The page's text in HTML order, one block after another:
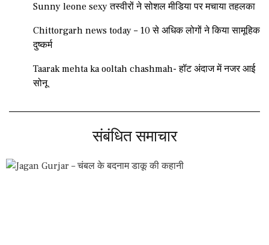
Sunny leone sexy तस्वीरों ने सोशल मीडिया पर मचाया तहलका
Chittorgarh news today – 10 से अधिक लोगों ने किया सामूहिक
दुष्कर्म
Taarak mehta ka ooltah chashmah- हॉट अंदाज में नजर आई
सोनू
संबंधित समाचार